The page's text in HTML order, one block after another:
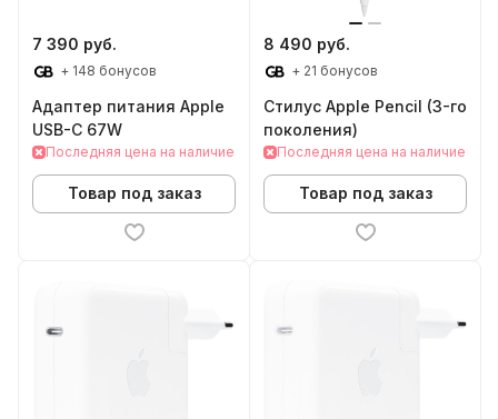
7 390 руб.
+ 148 бонусов
Адаптер питания Apple
USB-C 67W
Последняя цена на наличие
Товар под заказ
8 490 руб.
+ 21 бонусов
Стилус Apple Pencil (3-го
поколения)
Последняя цена на наличие
Товар под заказ